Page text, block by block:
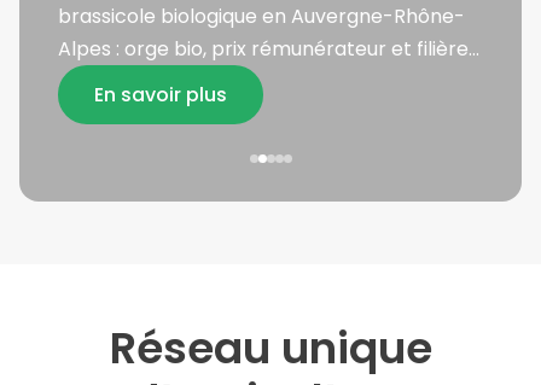
brassicole biologique en Auvergne-Rhône-
Alpes : orge bio, prix rémunérateur et filière
durable.En savoir plus
Réseau unique